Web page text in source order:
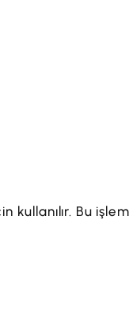
kullanılır. Bu işlem